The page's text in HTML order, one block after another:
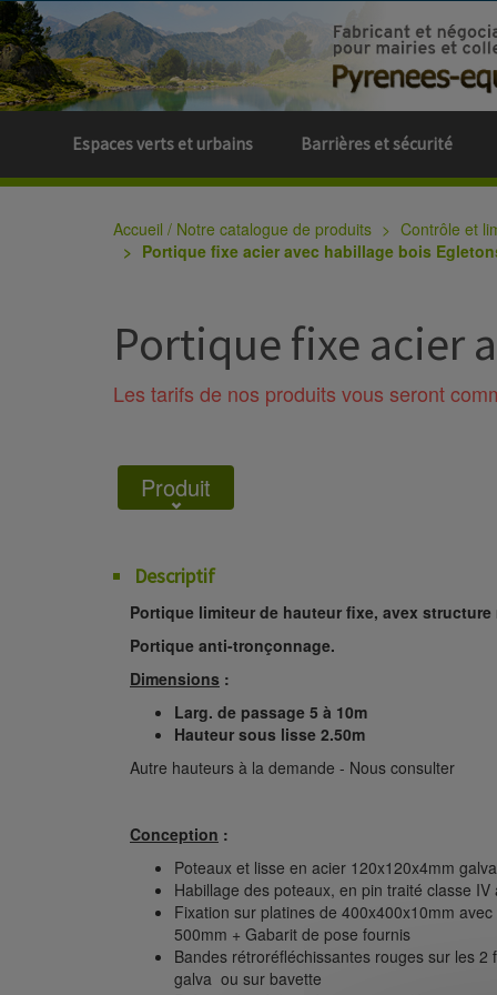
Espaces verts et urbains Barrières et sécurité
Accueil / Notre catalogue de produits Contrôle et
Portique fixe acier avec habillage bois
Portique fixe acier
Les tarifs de nos produits vous seront
Produit
Descriptif
Portique limiteur de hauteur fixe, avex
Portique anti-tronçonnage.
Dimensions :
Larg. de passage 5 à 10m
Hauteur sous lisse 2.50m
Autre hauteurs à la demande - Nous consulter
Conception :
Poteaux et lisse en acier 120x120x4mm
Habillage des poteaux, en pin traité classe
Fixation sur platines de 400x400x10mm
500mm + Gabarit de pose fournis
Bandes rétroréfléchissantes rouges sur les 2
galva ou sur bavette